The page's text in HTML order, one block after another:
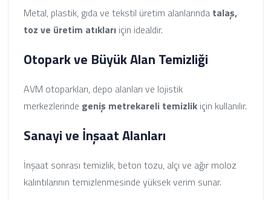
Metal, plastik, gıda ve tekstil üretim alanlarında talaş,
toz ve üretim atıklarıiçin idealdir.
Otopark ve Büyük Alan Temizliği
AVM otoparkları, depo alanları ve lojistik
merkezlerinde geniş metrekareli temizlikiçin kullanılır.
Sanayi ve İnşaat Alanları
İnşaat sonrası temizlik, beton tozu, alçı ve ağır moloz
kalıntılarının temizlenmesinde yüksek verim sunar.